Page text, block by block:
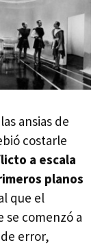
ansias de
costarle
a escala
planos
que el
se comenzó a
error,